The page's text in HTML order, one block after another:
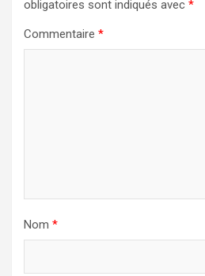
obligatoires sont indiqués avec *
Commentaire *
Nom *